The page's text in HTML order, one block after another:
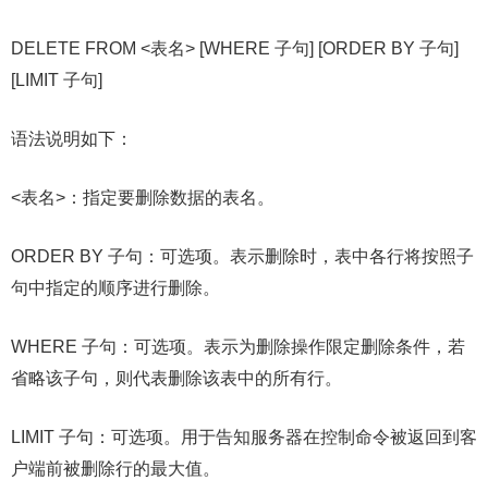
DELETE FROM <表名> [WHERE 子句] [ORDER BY 子句]
[LIMIT 子句]
语法说明如下：
<表名>：指定要删除数据的表名。
ORDER BY 子句：可选项。表示删除时，表中各行将按照子
句中指定的顺序进行删除。
WHERE 子句：可选项。表示为删除操作限定删除条件，若
省略该子句，则代表删除该表中的所有行。
LIMIT 子句：可选项。用于告知服务器在控制命令被返回到客
户端前被删除行的最大值。